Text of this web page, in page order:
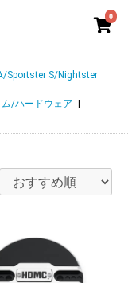
0
Sportster S/Nightster
/ハードウェア